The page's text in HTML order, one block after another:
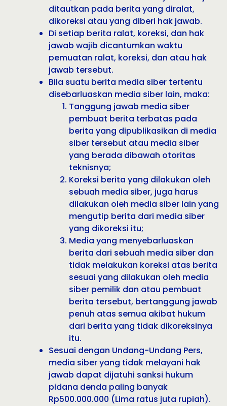
ditautkan pada berita yang diralat,
dikoreksi atau yang diberi hak jawab.
Di setiap berita ralat, koreksi, dan hak
jawab wajib dicantumkan waktu
pemuatan ralat, koreksi, dan atau hak
jawab tersebut.
Bila suatu berita media siber tertentu
disebarluaskan media siber lain, maka:
Tanggung jawab media siber
pembuat berita terbatas pada
berita yang dipublikasikan di media
siber tersebut atau media siber
yang berada dibawah otoritas
teknisnya;
Koreksi berita yang dilakukan oleh
sebuah media siber, juga harus
dilakukan oleh media siber lain yang
mengutip berita dari media siber
yang dikoreksi itu;
Media yang menyebarluaskan
berita dari sebuah media siber dan
tidak melakukan koreksi atas berita
sesuai yang dilakukan oleh media
siber pemilik dan atau pembuat
berita tersebut, bertanggung jawab
penuh atas semua akibat hukum
dari berita yang tidak dikoreksinya
itu.
Sesuai dengan Undang-Undang Pers,
media siber yang tidak melayani hak
jawab dapat dijatuhi sanksi hukum
pidana denda paling banyak
Rp500.000.000 (Lima ratus juta rupiah).